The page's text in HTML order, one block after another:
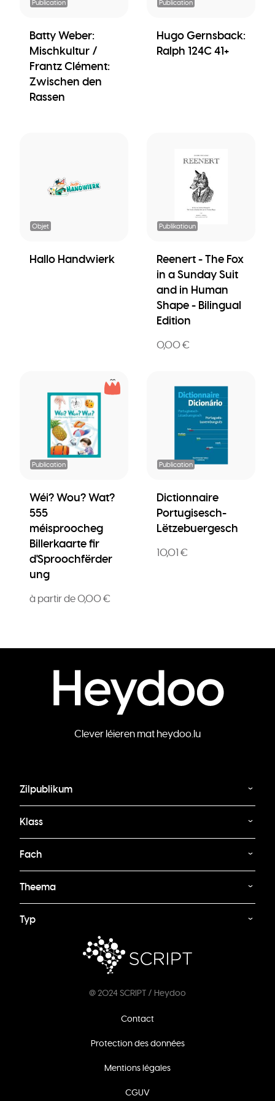
Publication
Batty Weber:
Mischkultur /
Frantz Clément:
Zwischen den
Rassen
Publication
Hugo Gernsback:
Ralph 124C 41+
Objet
Hallo Handwierk
Publikatioun
Reenert - The Fox
in a Sunday Suit
and in Human
Shape - Bilingual
Edition
0,00 €
Publication
Wéi? Wou? Wat?
555
méisproocheg
Billerkaarte fir
d'Sproochfërder
ung
à partir de 0,00 €
Publication
Dictionnaire
Portugisesch-
Lëtzebuergesch
10,01 €
Clever léieren mat heydoo.lu
Zilpublikum
Klass
Fach
Theema
Typ
@ 2024 SCRIPT / Heydoo
Contact
Protection des données
Mentions légales
CGUV